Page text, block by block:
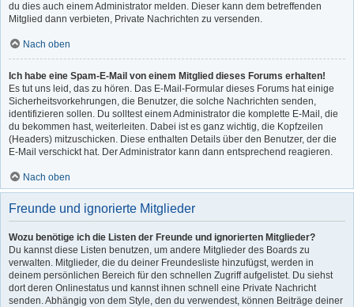
du dies auch einem Administrator melden. Dieser kann dem betreffenden
Mitglied dann verbieten, Private Nachrichten zu versenden.
Nach oben
Ich habe eine Spam-E-Mail von einem Mitglied dieses Forums erhalten!
Es tut uns leid, das zu hören. Das E-Mail-Formular dieses Forums hat einige
Sicherheitsvorkehrungen, die Benutzer, die solche Nachrichten senden,
identifizieren sollen. Du solltest einem Administrator die komplette E-Mail, die
du bekommen hast, weiterleiten. Dabei ist es ganz wichtig, die Kopfzeilen
(Headers) mitzuschicken. Diese enthalten Details über den Benutzer, der die
E-Mail verschickt hat. Der Administrator kann dann entsprechend reagieren.
Nach oben
Freunde und ignorierte Mitglieder
Wozu benötige ich die Listen der Freunde und ignorierten Mitglieder?
Du kannst diese Listen benutzen, um andere Mitglieder des Boards zu
verwalten. Mitglieder, die du deiner Freundesliste hinzufügst, werden in
deinem persönlichen Bereich für den schnellen Zugriff aufgelistet. Du siehst
dort deren Onlinestatus und kannst ihnen schnell eine Private Nachricht
senden. Abhängig von dem Style, den du verwendest, können Beiträge deiner